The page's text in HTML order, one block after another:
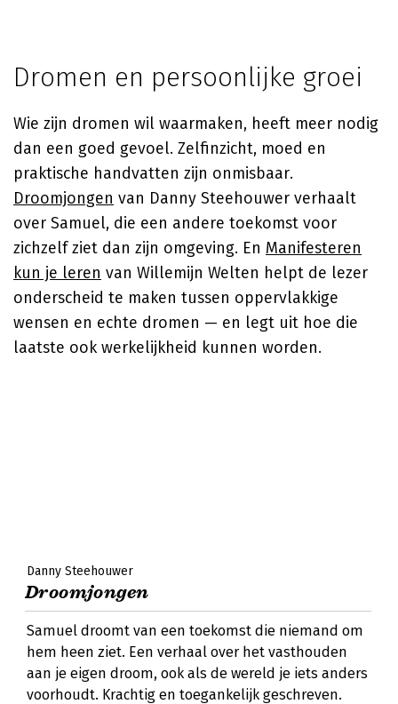
Dromen en persoonlijke groei
Wie zijn dromen wil waarmaken, heeft meer nodig
dan een goed gevoel. Zelfinzicht, moed en
praktische handvatten zijn onmisbaar.
Droomjongen van Danny Steehouwer verhaalt
over Samuel, die een andere toekomst voor
zichzelf ziet dan zijn omgeving. En Manifesteren
kun je leren van Willemijn Welten helpt de lezer
onderscheid te maken tussen oppervlakkige
wensen en echte dromen — en legt uit hoe die
laatste ook werkelijkheid kunnen worden.
Danny Steehouwer
Droomjongen
Samuel droomt van een toekomst die niemand om
hem heen ziet. Een verhaal over het vasthouden
aan je eigen droom, ook als de wereld je iets anders
voorhoudt. Krachtig en toegankelijk geschreven.